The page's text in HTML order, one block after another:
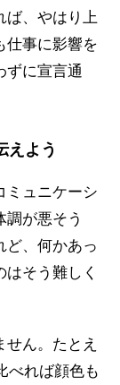
ば、やはり上
仕事に影響を
ずに宣言通
えよう
ミュニケーシ
調が悪そう
ど、何かあっ
そう難しく
ん。たとえ
べれば顔色も